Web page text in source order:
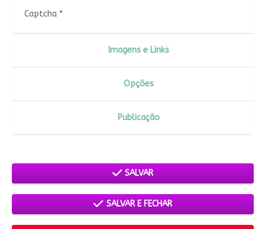
Captcha*
Imagens e Links
Opções
Publicação
SALVAR
SALVAR E FECHAR